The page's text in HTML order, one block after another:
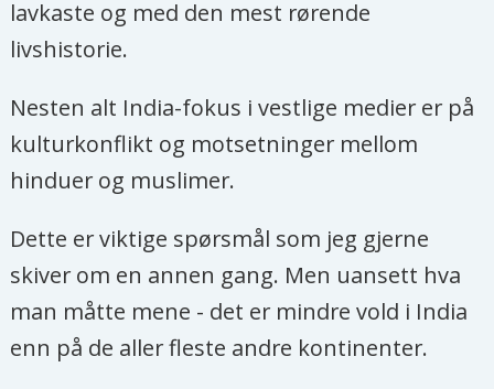
lavkaste og med den mest rørende
livshistorie.
Nesten alt India-fokus i vestlige medier er på
kulturkonflikt og motsetninger mellom
hinduer og muslimer.
Dette er viktige spørsmål som jeg gjerne
skiver om en annen gang. Men uansett hva
man måtte mene - det er mindre vold i India
enn på de aller fleste andre kontinenter.